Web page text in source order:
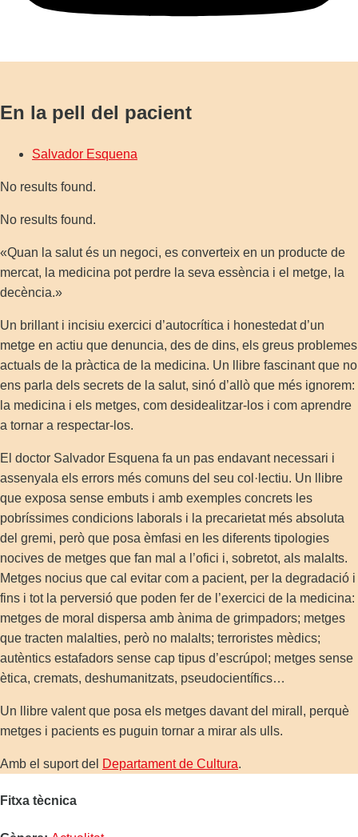
En la pell del pacient
Salvador Esquena
No results found.
No results found.
«Quan la salut és un negoci, es converteix en un producte de
mercat, la medicina pot perdre la seva essència i el metge, la
decència.»
Un brillant i incisiu exercici d’autocrítica i honestedat d’un
metge en actiu que denuncia, des de dins, els greus problemes
actuals de la pràctica de la medicina. Un llibre fascinant que no
ens parla dels secrets de la salut, sinó d’allò que més ignorem:
la medicina i els metges, com desidealitzar-los i com aprendre
a tornar a respectar-los.
El doctor Salvador Esquena fa un pas endavant necessari i
assenyala els errors més comuns del seu col·lectiu. Un llibre
que exposa sense embuts i amb exemples concrets les
pobríssimes condicions laborals i la precarietat més absoluta
del gremi, però que posa èmfasi en les diferents tipologies
nocives de metges que fan mal a l’ofici i, sobretot, als malalts.
Metges nocius que cal evitar com a pacient, per la degradació i
fins i tot la perversió que poden fer de l’exercici de la medicina:
metges de moral dispersa amb ànima de grimpadors; metges
que tracten malalties, però no malalts; terroristes mèdics;
autèntics estafadors sense cap tipus d’escrúpol; metges sense
ètica, cremats, deshumanitzats, pseudocientífics…
Un llibre valent que posa els metges davant del mirall, perquè
metges i pacients es puguin tornar a mirar als ulls.
Amb el suport del Departament de Cultura.
Fitxa tècnica